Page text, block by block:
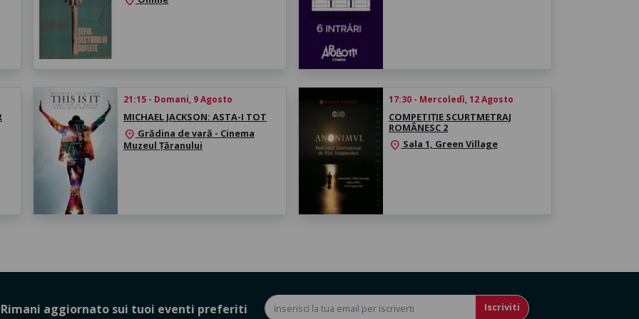
21:15 - Domani, 9 Agosto
MICHAEL JACKSON: ASTA-I TOT
location_on Grădina de vară - Cinema
Muzeul Țăranului
17:30 - Mercoledì, 12 Agosto
COMPETIȚIE SCURTMETRAJ
ROMÂNESC 2
location_on Sala 1, Green Village
Rimani aggiornato sui tuoi eventi preferiti Iscriviti